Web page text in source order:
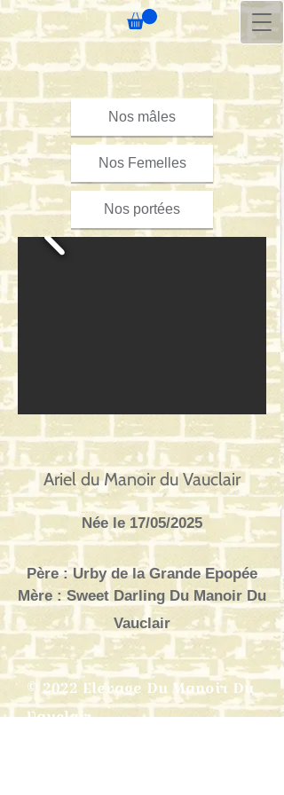
Nos mâles
Nos Femelles
Nos portées
Ariel du Manoir du Vauclair
Née le 17/05/2025
Père : Urby de la Grande Epopée
Mère :Sweet Darling Du Manoir Du
Vauclair
© 2022 Elevage Du Manoir Du
Vauclair